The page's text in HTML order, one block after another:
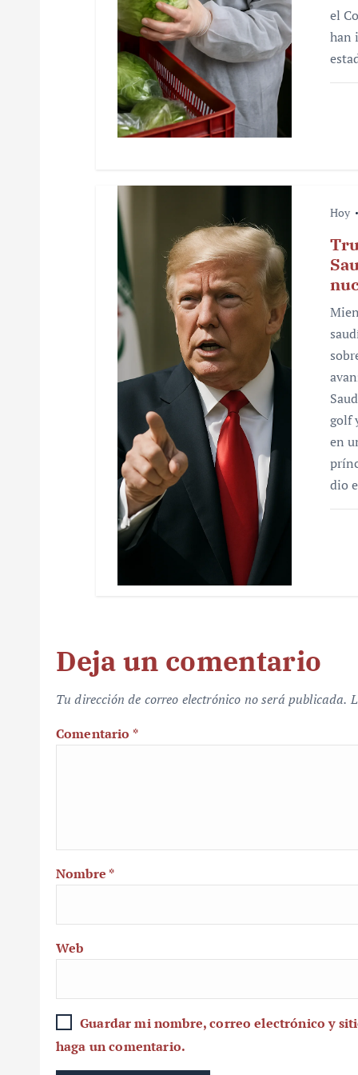
el
han
Hoy
golf
en
dio
Deja un comentario
Tu dirección de correo electrónico no será publicada.
Comentario *
Nombre *
Web
Guardar mi nombre, correo electrónico y
haga un comentario.